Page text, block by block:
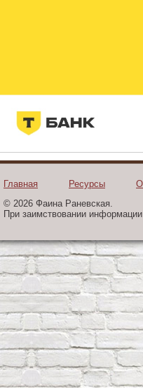
Главная Ресурсы
© 2026 Фаина Раневская.
При заимствовании